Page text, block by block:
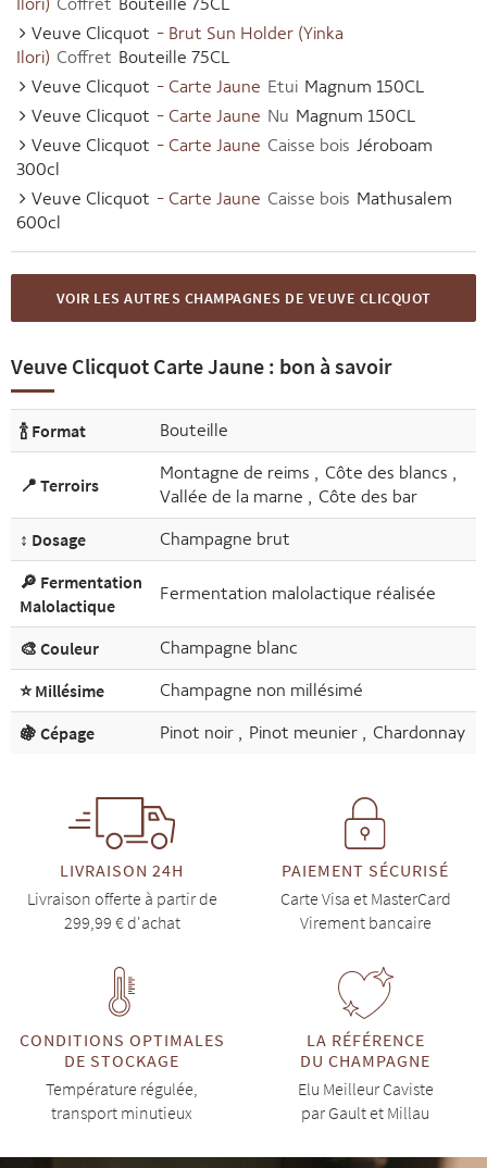
Ilori) Coffret Bouteille 75CL
Veuve Clicquot - Brut Sun Holder (Yinka
Ilori) Coffret Bouteille 75CL
Veuve Clicquot - Carte Jaune Etui Magnum 150CL
Veuve Clicquot - Carte Jaune Nu Magnum 150CL
Veuve Clicquot - Carte Jaune Caisse bois Jéroboam
300cl
Veuve Clicquot - Carte Jaune Caisse bois Mathusalem
600cl
VOIR LES AUTRES CHAMPAGNES DE VEUVE CLICQUOT
Veuve Clicquot Carte Jaune : bon à savoir
🍾 Format Bouteille
📍 Terroirs
Montagne de reims , Côte des blancs ,
Vallée de la marne , Côte des bar
↕️ Dosage Champagne brut
🔎 Fermentation
Malolactique
Fermentation malolactique réalisée
🎨 Couleur Champagne blanc
⭐ Millésime Champagne non millésimé
🍇 Cépage Pinot noir , Pinot meunier , Chardonnay
LIVRAISON 24H
Livraison offerte à partir de
299,99 € d'achat
PAIEMENT SÉCURISÉ
Carte Visa et MasterCard
Virement bancaire
CONDITIONS OPTIMALES
DE STOCKAGE
Température régulée,
transport minutieux
LA RÉFÉRENCE
DU CHAMPAGNE
Elu Meilleur Caviste
par Gault et Millau